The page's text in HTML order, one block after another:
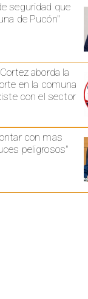
seguridad que
de Pucón"
aborda la
en la comuna
con el sector
con mas
peligrosos"